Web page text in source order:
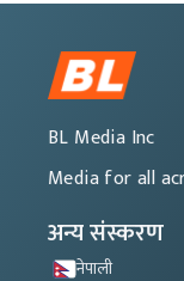
BL Media Inc
Media for all
अन्य संस्करण
नेपाली